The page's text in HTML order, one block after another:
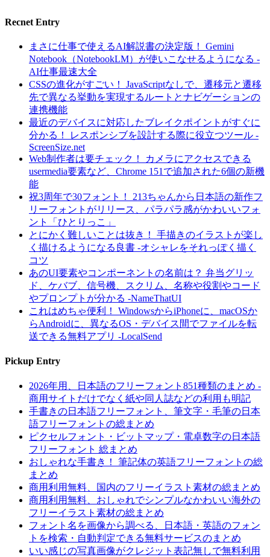
Recnet Entry
まさに仕事で使えるAI解説書の決定版！ Gemini
Notebook（NotebookLM）が使いこなせるようになる -
AI仕事最速大全
CSSの進化がすごい！ JavaScriptなしで、遷移元と遷移
先で異なる挙動を実現するルートとナビゲーションの
連携機能
最近のデバイスに対応したブレイクポイントがすぐに
分かる！ レスポンシブを設計する際に役立つツール -
ScreenSize.net
Web制作者は要チェック！ カメラにアクセスできる
usermedia要素など、Chrome 151で追加された6個の新機
能
祝3周年で30フォント！ 213ちゃんから日本語の新作フ
リーフォントがリリース、パラパラ感がかわいいフォ
ント「ひとりっこ」
とにかく難しいことは抜き！ 手描きのイラストが楽し
く描けるようになる良書 -オシャレをそれっぽく描く
コツ
あのUI要素やコンポーネントの名前は？ 弁当グリッ
ド、ケバブ、信号機、スクリム、名称や役割やコード
やプロンプトが分かる -NameThatUI
これはめちゃ便利！ WindowsからiPhoneに、macOSか
らAndroidに、異なるOS・デバイス間でファイルを転
送できる無料アプリ -LocalSend
Pickup Entry
2026年用、日本語のフリーフォント851種類のまとめ -
商用サイトだけでなく紙や同人誌などの利用も明記
手書きの日本語フリーフォント、筆文字・毛筆の日本
語フリーフォントの総まとめ
ピクセルフォント・ビットマップ・電卓数字の日本語
フリーフォント 総まとめ
おしゃれな手書き！ 筆記体の英語フリーフォントの総
まとめ
商用利用無料、国内のフリーイラスト素材の総まとめ
商用利用無料、おしゃれでシンプルなかわいい海外の
フリーイラスト素材の総まとめ
フォント名を画像から調べる、日本語・英語のフォン
トを検索・自動判定できる無料サービスのまとめ
いい感じの写真画像がクレジット表記無しで無料利用